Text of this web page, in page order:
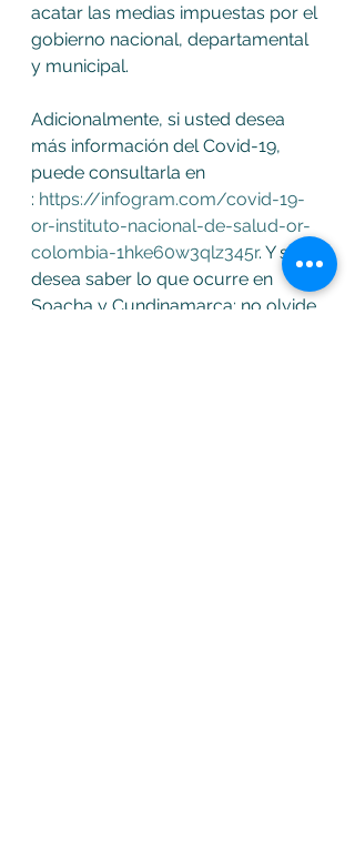
acatar las medias impuestas por el
gobierno nacional, departamental
y municipal.
Adicionalmente, si usted desea
más información del Covid-19,
puede consultarla en
: https://infogram.com/covid-19-
or-instituto-nacional-de-salud-or-
colombia-1hke60w3qlz345r. Y si
desea saber lo que ocurre en
Soacha y Cundinamarca; no olvide